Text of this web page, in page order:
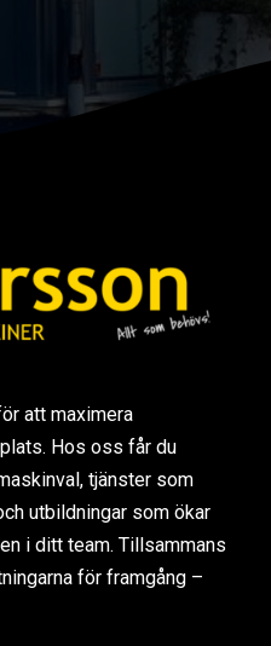
att maximera
Hos oss får du
tjänster som
utbildningar som ökar
i ditt team. Tillsammans
för framgång –